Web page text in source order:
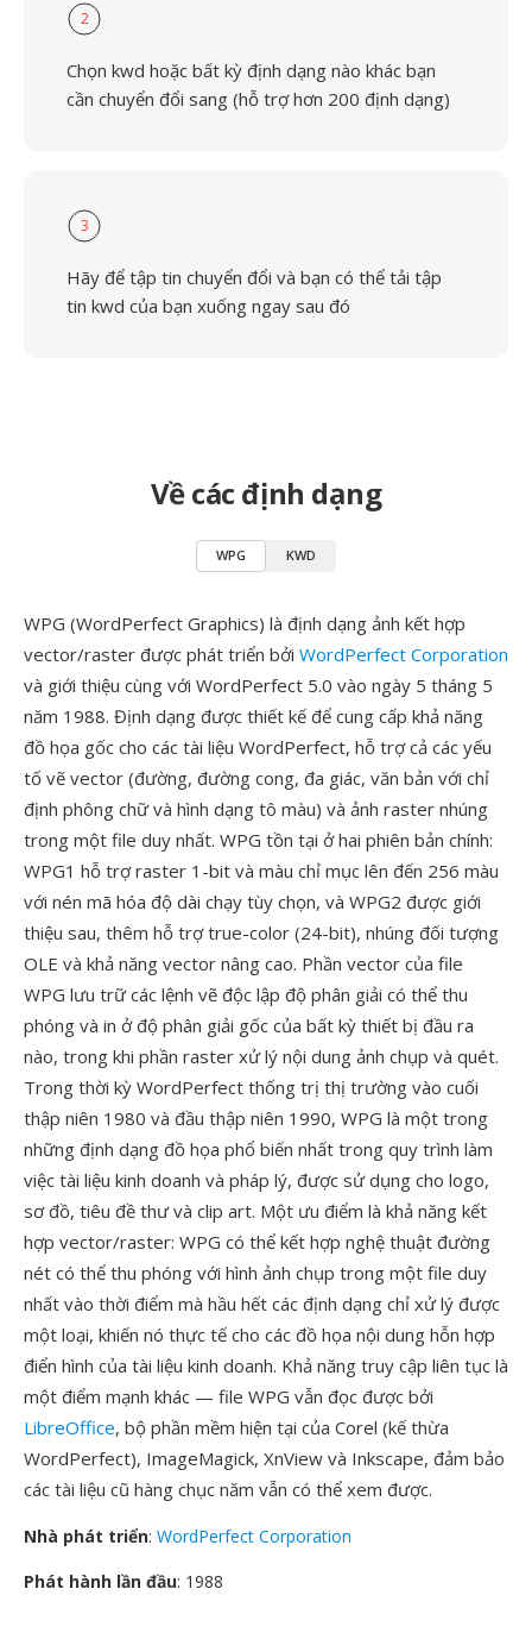
2
Chọn kwd hoặc bất kỳ định dạng nào khác bạn
cần chuyển đổi sang (hỗ trợ hơn 200 định dạng)
3
Hãy để tập tin chuyển đổi và bạn có thể tải tập
tin kwd của bạn xuống ngay sau đó
Về các định dạng
WPG KWD
WPG (WordPerfect Graphics) là định dạng ảnh kết hợp
vector/raster được phát triển bởi WordPerfect Corporation
và giới thiệu cùng với WordPerfect 5.0 vào ngày 5 tháng 5
năm 1988. Định dạng được thiết kế để cung cấp khả năng
đồ họa gốc cho các tài liệu WordPerfect, hỗ trợ cả các yếu
tố vẽ vector (đường, đường cong, đa giác, văn bản với chỉ
định phông chữ và hình dạng tô màu) và ảnh raster nhúng
trong một file duy nhất. WPG tồn tại ở hai phiên bản chính:
WPG1 hỗ trợ raster 1-bit và màu chỉ mục lên đến 256 màu
với nén mã hóa độ dài chạy tùy chọn, và WPG2 được giới
thiệu sau, thêm hỗ trợ true-color (24-bit), nhúng đối tượng
OLE và khả năng vector nâng cao. Phần vector của file
WPG lưu trữ các lệnh vẽ độc lập độ phân giải có thể thu
phóng và in ở độ phân giải gốc của bất kỳ thiết bị đầu ra
nào, trong khi phần raster xử lý nội dung ảnh chụp và quét.
Trong thời kỳ WordPerfect thống trị thị trường vào cuối
thập niên 1980 và đầu thập niên 1990, WPG là một trong
những định dạng đồ họa phổ biến nhất trong quy trình làm
việc tài liệu kinh doanh và pháp lý, được sử dụng cho logo,
sơ đồ, tiêu đề thư và clip art. Một ưu điểm là khả năng kết
hợp vector/raster: WPG có thể kết hợp nghệ thuật đường
nét có thể thu phóng với hình ảnh chụp trong một file duy
nhất vào thời điểm mà hầu hết các định dạng chỉ xử lý được
một loại, khiến nó thực tế cho các đồ họa nội dung hỗn hợp
điển hình của tài liệu kinh doanh. Khả năng truy cập liên tục là
một điểm mạnh khác — file WPG vẫn đọc được bởi
LibreOffice, bộ phần mềm hiện tại của Corel (kế thừa
WordPerfect), ImageMagick, XnView và Inkscape, đảm bảo
các tài liệu cũ hàng chục năm vẫn có thể xem được.
Nhà phát triển: WordPerfect Corporation
Phát hành lần đầu: 1988